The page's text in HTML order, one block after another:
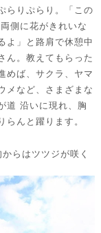
らりぷらり。「この
側に花がきれいな
よ」と路肩で休憩中
ん。教えてもらった
めば、サクラ、ヤマ
メなど、さまざまな
道 沿いに現れ、胸
らんと躍ります。
からはツツジが咲く